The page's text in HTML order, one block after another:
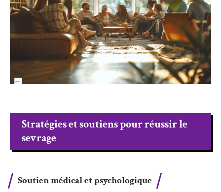
Stratégies et soutiens pour réussir le
sevrage
Soutien médical et psychologique